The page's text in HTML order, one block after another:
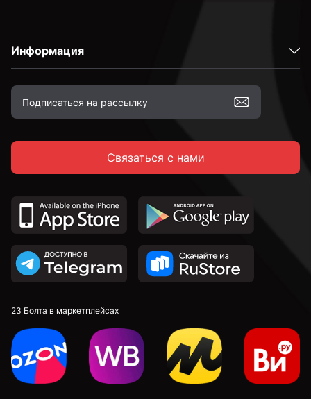
Информация
Связаться с нами
23 Болта в маркетплейсах